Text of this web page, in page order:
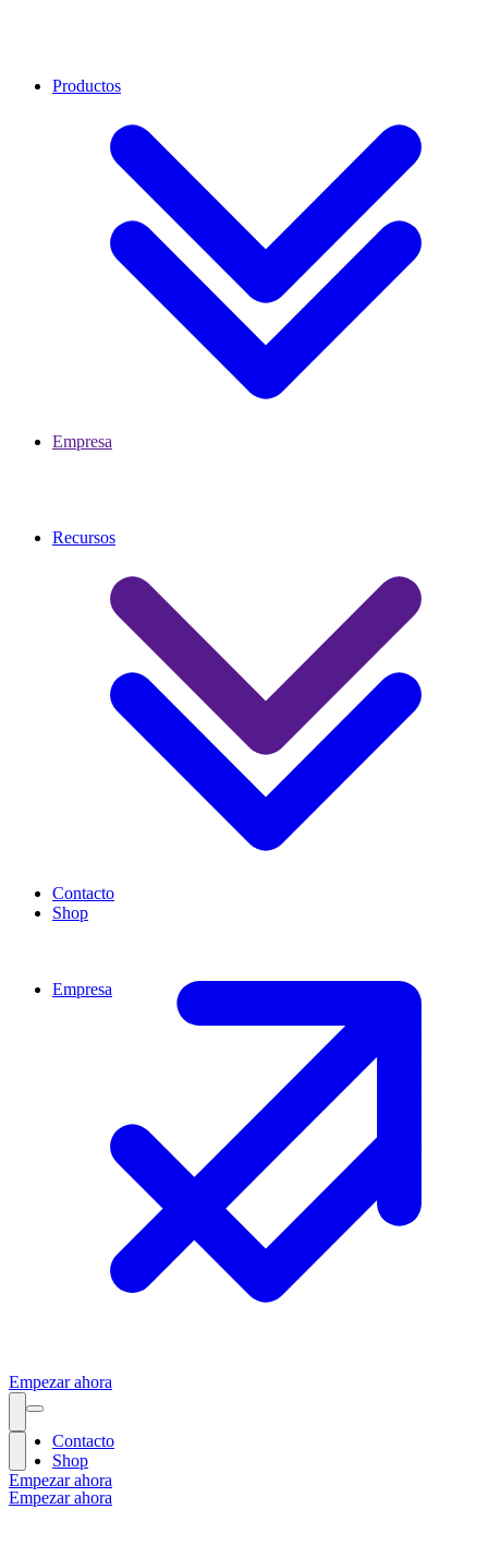
Empresa
Contacto
Shop
Empezar ahora
Empezar ahora
Productos
Recursos
Empresa
Contacto
Shop
Empezar ahora